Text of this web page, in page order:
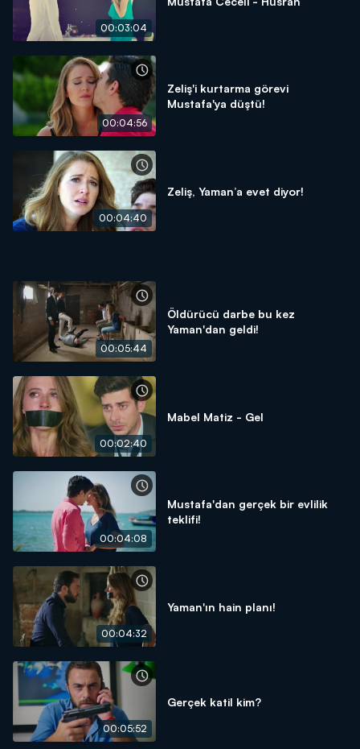
00:03:04
00:04:56
Zeliş'i kurtarma görevi
Mustafa'ya düştü!
00:04:40
Zeliş, Yaman’a evet diyor!
00:05:44
Öldürücü darbe bu kez
Yaman'dan geldi!
00:02:40
Mabel Matiz - Gel
00:04:08
Mustafa'dan gerçek bir evlilik
teklifi!
00:04:32
Yaman'ın hain planı!
00:05:52
Gerçek katil kim?